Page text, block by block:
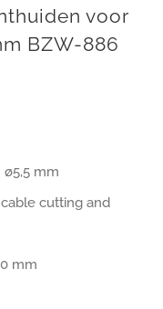
voor
BZW-886
mm
cutting and
mm